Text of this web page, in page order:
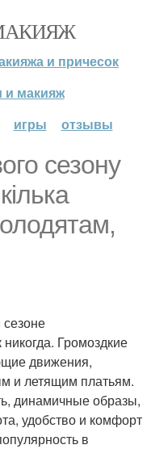
и причесок
и макияж
игры отзывы
сезону
Громоздкие
движения,
и летящим платьям.
динамичные образы,
удобство и комфорт
в